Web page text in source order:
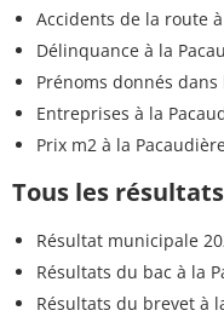
Accidents de la route
Délinquance à la
Prénoms donnés dans
Entreprises à la
Prix m2 à la
Tous les
Résultat municipale
Résultats du bac à la
Résultats du brevet à